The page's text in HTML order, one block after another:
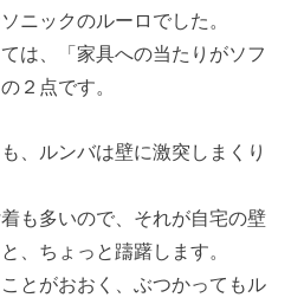
ニックのルーロでした。
は、「家具への当たりがソフ
２点です。
、ルンバは壁に激突しまくり
も多いので、それが自宅の壁
、ちょっと躊躇します。
とがおおく、ぶつかってもル